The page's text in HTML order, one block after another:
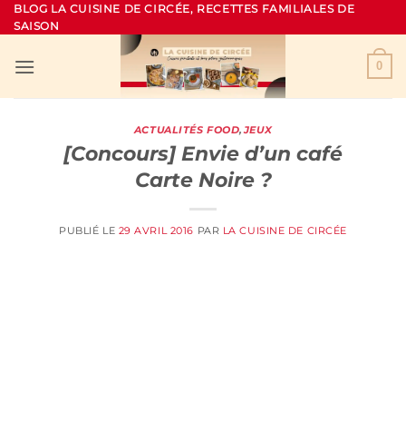
Passer
au
BLOG LA CUISINE DE CIRCÉE, RECETTES FAMILIALES DE
SAISON
0
ACTUALITÉS FOOD,JEUX
[Concours] Envie d’un café
Carte Noire ?
PUBLIÉ LE 29 AVRIL 2016 PAR LA CUISINE DE CIRCÉE